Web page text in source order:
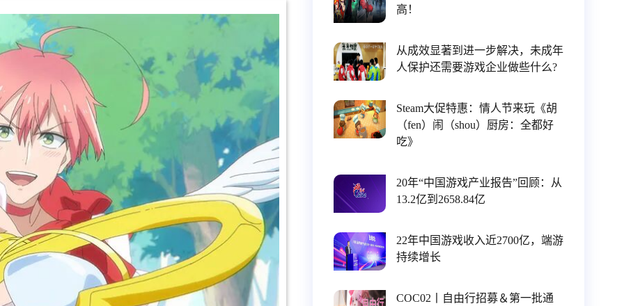
高！
从成效显著到进一步解决，未成年
人保护还需要游戏企业做些什么?
Steam大促特惠：情人节来玩《胡
（fen）闹（shou）厨房：全都好
吃》
20年“中国游戏产业报告”回顾：从
13.2亿到2658.84亿
22年中国游戏收入近2700亿，端游
持续增长
COC02丨自由行招募＆第一批通